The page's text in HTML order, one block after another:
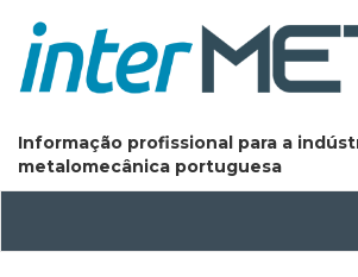
Informação profissional para a
metalomecânica portuguesa